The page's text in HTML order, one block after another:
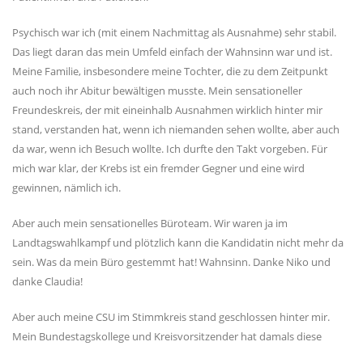
Psychisch war ich (mit einem Nachmittag als Ausnahme) sehr stabil.
Das liegt daran das mein Umfeld einfach der Wahnsinn war und ist.
Meine Familie, insbesondere meine Tochter, die zu dem Zeitpunkt
auch noch ihr Abitur bewältigen musste. Mein sensationeller
Freundeskreis, der mit eineinhalb Ausnahmen wirklich hinter mir
stand, verstanden hat, wenn ich niemanden sehen wollte, aber auch
da war, wenn ich Besuch wollte. Ich durfte den Takt vorgeben. Für
mich war klar, der Krebs ist ein fremder Gegner und eine wird
gewinnen, nämlich ich.
Aber auch mein sensationelles Büroteam. Wir waren ja im
Landtagswahlkampf und plötzlich kann die Kandidatin nicht mehr da
sein. Was da mein Büro gestemmt hat! Wahnsinn. Danke Niko und
danke Claudia!
Aber auch meine CSU im Stimmkreis stand geschlossen hinter mir.
Mein Bundestagskollege und Kreisvorsitzender hat damals diese